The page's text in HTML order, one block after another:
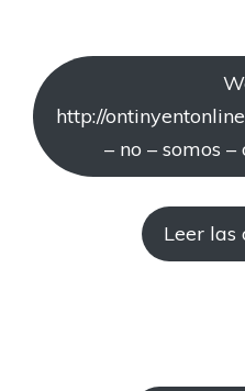
http://
– no – somos
Leer las